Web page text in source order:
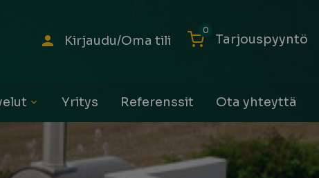
Kirjaudu/Oma tili Tarjouspyyntö
0
Yritys Referenssit Ota yhteyttä